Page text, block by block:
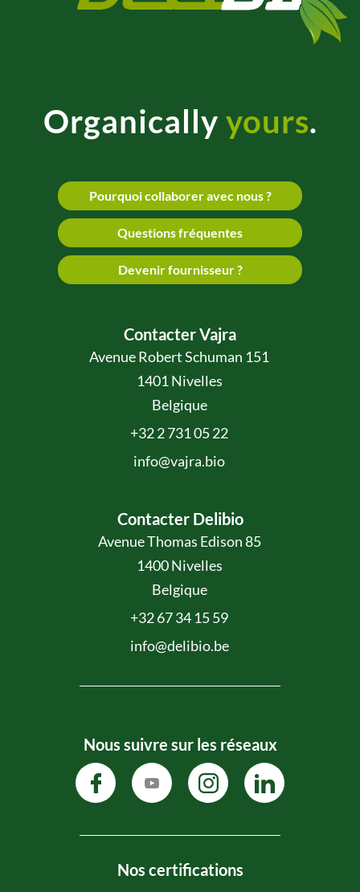
Organically yours.
Pourquoi collaborer avec nous ?
Questions fréquentes
Devenir fournisseur ?
Contacter Vajra
Avenue Robert Schuman 151
1401 Nivelles
Belgique
+32 2 731 05 22
info@vajra.bio
Contacter Delibio
Avenue Thomas Edison 85
1400 Nivelles
Belgique
+32 67 34 15 59
info@delibio.be
Nous suivre sur les réseaux
Nos certifications